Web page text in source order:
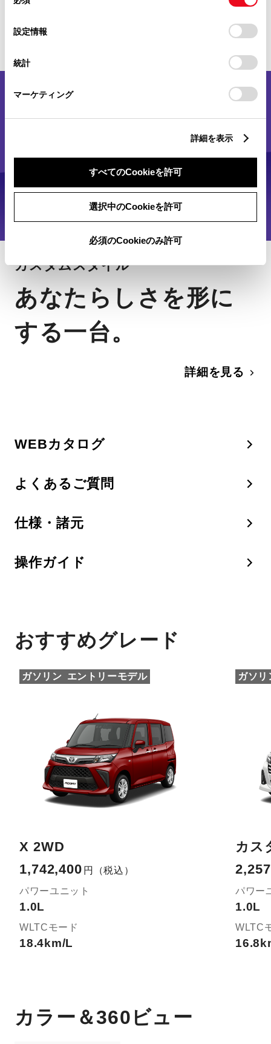
デバイスにすべてのCookie(クッキー)が保存されることに同
意したことになります。Cookie(クッキー)のオプトアウト、
設定の変更、同意を撤回したりするにあたっては、当社の
「Cookie（クッキー）情報の取り扱いについて
」をご覧くだ
設定情報
統計
マーケティング
詳細を表示
すべてのCookieを許可
選択中のCookieを許可
必須のCookieのみ許可
カスタムスタイル
あなたらしさを形に
する一台。
詳細を見る
WEBカタログ
よくあるご質問
仕様・諸元
操作ガイド
おすすめグレード
ガソリン エントリーモデル
X 2WD
1,742,400 円
（税込）
パワーユニット
1.0L
WLTCモード
18.4km/L
ガソリ
カス
パワー
1.0L
WLTC
カラー＆360ビュー